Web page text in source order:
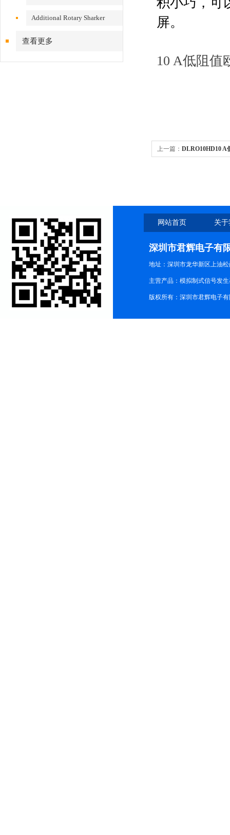
Additional Rotary Sharker
查看更多
屏。
10 A低阻值
上一篇： DLRO10HD10 A
网站首页 关
深圳市君辉电子有
地址：深圳市龙华新区上油松
主营产品：模拟制式信号发
版权所有：深圳市君辉电子